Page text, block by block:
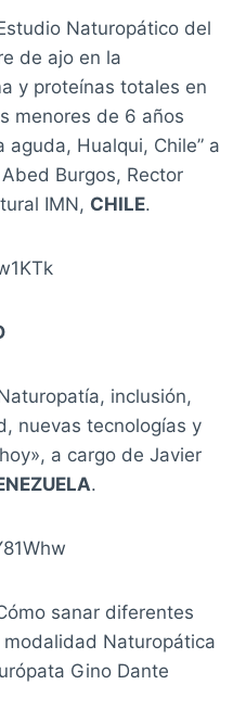
Naturopático del
de ajo en la
y proteínas totales en
menores de 6 años
Hualqui, Chile” a
Burgos, Rector
IMN, CHILE.
inclusión,
nuevas tecnologías y
a cargo de Javier
.
sanar diferentes
Naturopática
Gino Dante